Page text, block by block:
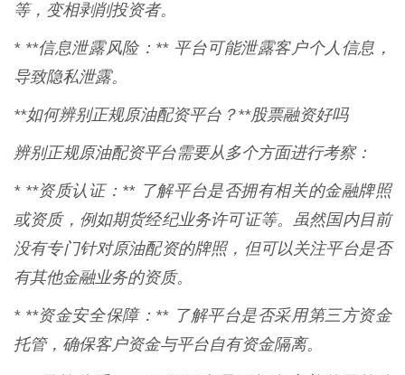
等，变相剥削投资者。
* **信息泄露风险：** 平台可能泄露客户个人信息，
导致隐私泄露。
**如何辨别正规原油配资平台？**股票融资好吗
辨别正规原油配资平台需要从多个方面进行考察：
* **资质认证：** 了解平台是否拥有相关的金融牌照
或资质，例如期货经纪业务许可证等。虽然国内目前
没有专门针对原油配资的牌照，但可以关注平台是否
有其他金融业务的资质。
* **资金安全保障：** 了解平台是否采用第三方资金
托管，确保客户资金与平台自有资金隔离。